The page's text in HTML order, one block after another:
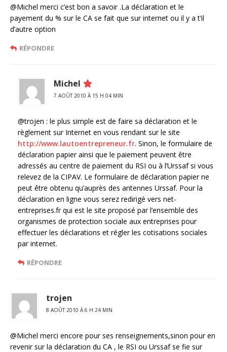
@Michel merci c’est bon a savoir .La déclaration et le
payement du % sur le CA se fait que sur internet ou il y a t’il
d’autre option
RÉPONDRE
Michel
7 AOÛT 2010 À 15 H 04 MIN
@trojen : le plus simple est de faire sa déclaration et le
règlement sur Internet en vous rendant sur le site
http://www.lautoentrepreneur.fr. Sinon, le formulaire de
déclaration papier ainsi que le paiement peuvent être
adressés au centre de paiement du RSI ou à l’Urssaf si vous
relevez de la CIPAV. Le formulaire de déclaration papier ne
peut être obtenu qu’auprès des antennes Urssaf. Pour la
déclaration en ligne vous serez redirigé vers net-
entreprises.fr qui est le site proposé par l’ensemble des
organismes de protection sociale aux entreprises pour
effectuer les déclarations et régler les cotisations sociales
par internet.
RÉPONDRE
trojen
8 AOÛT 2010 À 6 H 24 MIN
@Michel merci encore pour ses renseignements,sinon pour en
revenir sur la déclaration du CA , le RSI ou Urssaf se fie sur